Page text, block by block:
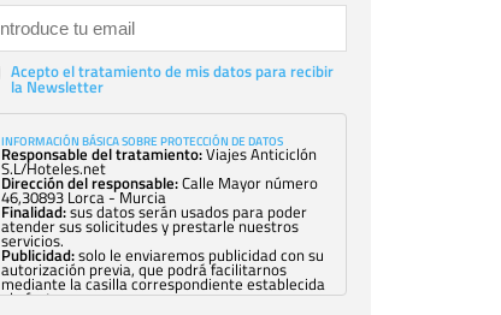
Acepto el tratamiento de mis datos para recibir
la Newsletter
INFORMACIÓN BÁSICA SOBRE PROTECCIÓN DE DATOS
Responsable del tratamiento:Viajes Anticiclón
S.L/Hoteles.net
Dirección del responsable:Calle Mayor número
46,30893 Lorca - Murcia
Finalidad:sus datos serán usados para poder
atender sus solicitudes y prestarle nuestros
servicios.
Publicidad:solo le enviaremos publicidad con su
autorización previa, que podrá facilitarnos
mediante la casilla correspondiente establecida
al efecto.